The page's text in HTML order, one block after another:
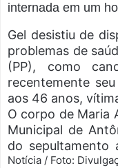
internada em um
Gel desistiu de
problemas de
(PP), como
recentemente
aos 46 anos,
O corpo de Maria
Municipal de
do sepultamento
Notícia / Foto: